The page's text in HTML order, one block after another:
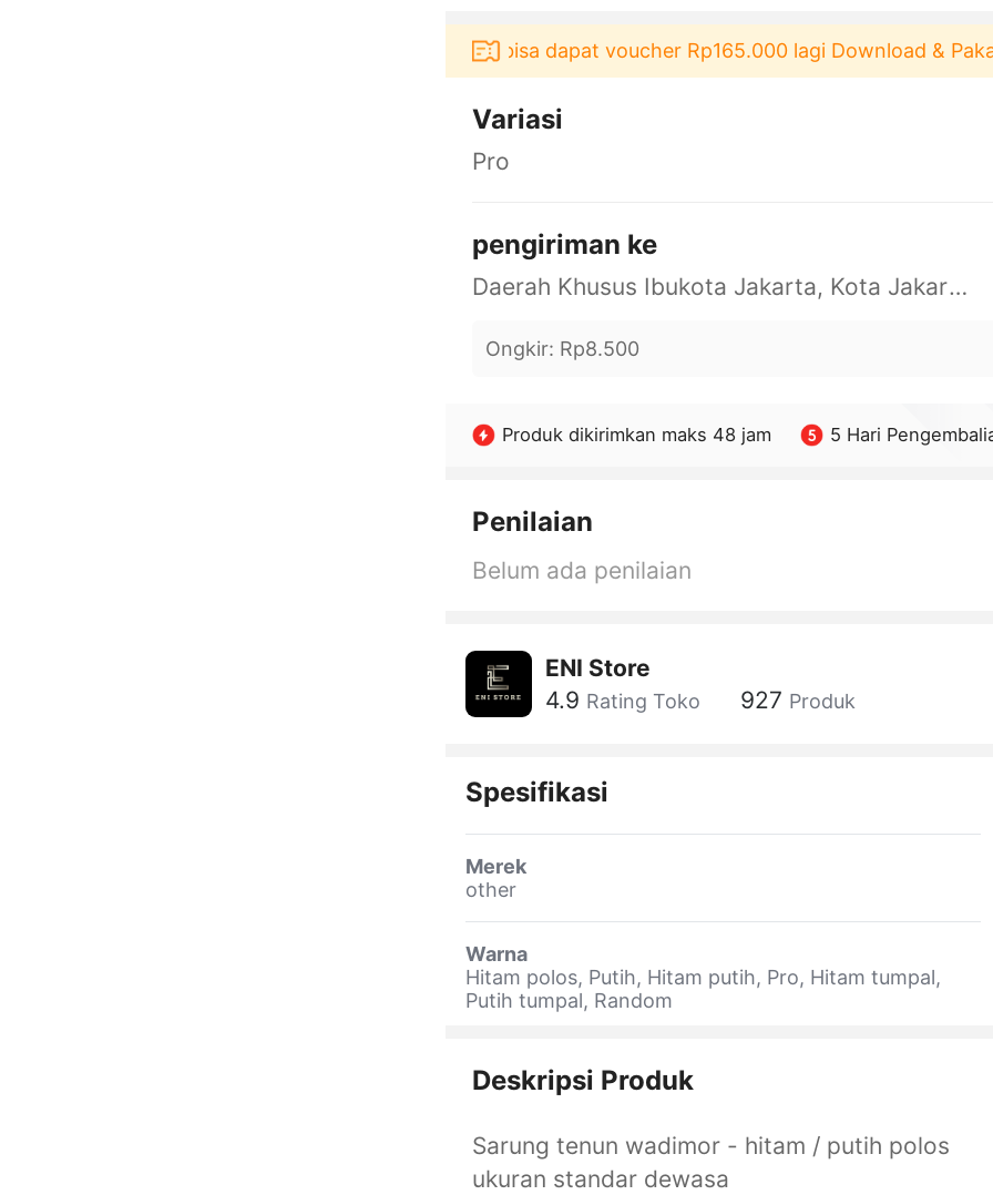
Pengguna baru berbelanja di aplikasi Akulaku bisa dapat voucher Rp165.000 lagi Download & Pakai！
Variasi
Pro
pengiriman ke
Daerah Khusus Ibukota Jakarta, Kota Jakarta Barat, Cengkareng, yy
Ongkir: Rp8.500
Produk dikirimkan maks 48 jam 5 Hari
Penilaian
Belum ada penilaian
ENI Store
4.9 Rating Toko 927 Produk
Spesifikasi
Merek
other
Warna
Hitam polos, Putih, Hitam putih, Pro, Hitam tumpal,
Putih tumpal, Random
Deskripsi Produk
Sarung tenun wadimor - hitam / putih polos
ukuran standar dewasa